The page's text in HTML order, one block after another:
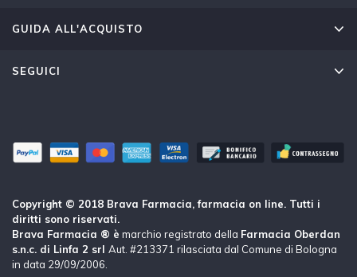
GUIDA ALL'ACQUISTO
SEGUICI
Copyright © 2018 Brava Farmacia, farmacia on line. Tutti i
diritti sono riservati.
Brava Farmacia ® è marchio registrato della Farmacia Oberdan
s.n.c. di Linfa 2 srl Aut. #213371 rilasciata dal Comune di Bologna
in data 29/09/2006.